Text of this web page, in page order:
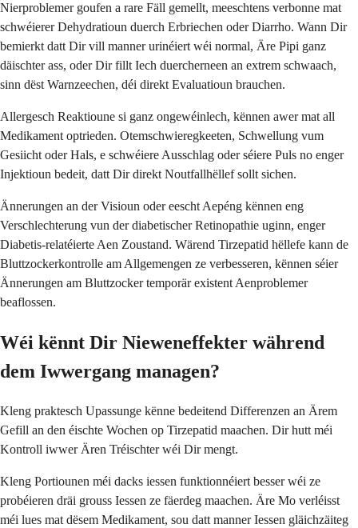
Nierproblemer goufen a rare Fäll gemellt, meeschtens verbonne mat
schwéierer Dehydratioun duerch Erbriechen oder Diarrho. Wann Dir
bemierkt datt Dir vill manner urinéiert wéi normal, Äre Pipi ganz
däischter ass, oder Dir fillt Iech duercherneen an extrem schwaach,
sinn dëst Warnzeechen, déi direkt Evaluatioun brauchen.
Allergesch Reaktioune si ganz ongewéinlech, kënnen awer mat all
Medikament optrieden. Otemschwieregkeeten, Schwellung vum
Gesiicht oder Hals, e schwéiere Ausschlag oder séiere Puls no enger
Injektioun bedeit, datt Dir direkt Noutfallhëllef sollt sichen.
Ännerungen an der Visioun oder eescht Aepéng kënnen eng
Verschlechterung vun der diabetischer Retinopathie uginn, enger
Diabetis-relatéierte Aen Zoustand. Wärend Tirzepatid hëllefe kann de
Bluttzockerkontrolle am Allgemengen ze verbesseren, kënnen séier
Ännerungen am Bluttzocker temporär existent Aenproblemer
beaflossen.
Wéi kënnt Dir Nieweneffekter während
dem Iwwergang managen?
Kleng praktesch Upassunge kënne bedeitend Differenzen an Ärem
Gefill an den éischte Wochen op Tirzepatid maachen. Dir hutt méi
Kontroll iwwer Ären Tréischter wéi Dir mengt.
Kleng Portiounen méi dacks iessen funktionnéiert besser wéi ze
probéieren dräi grouss Iessen ze fäerdeg maachen. Äre Mo verléisst
méi lues mat dësem Medikament, sou datt manner Iessen gläichzäiteg